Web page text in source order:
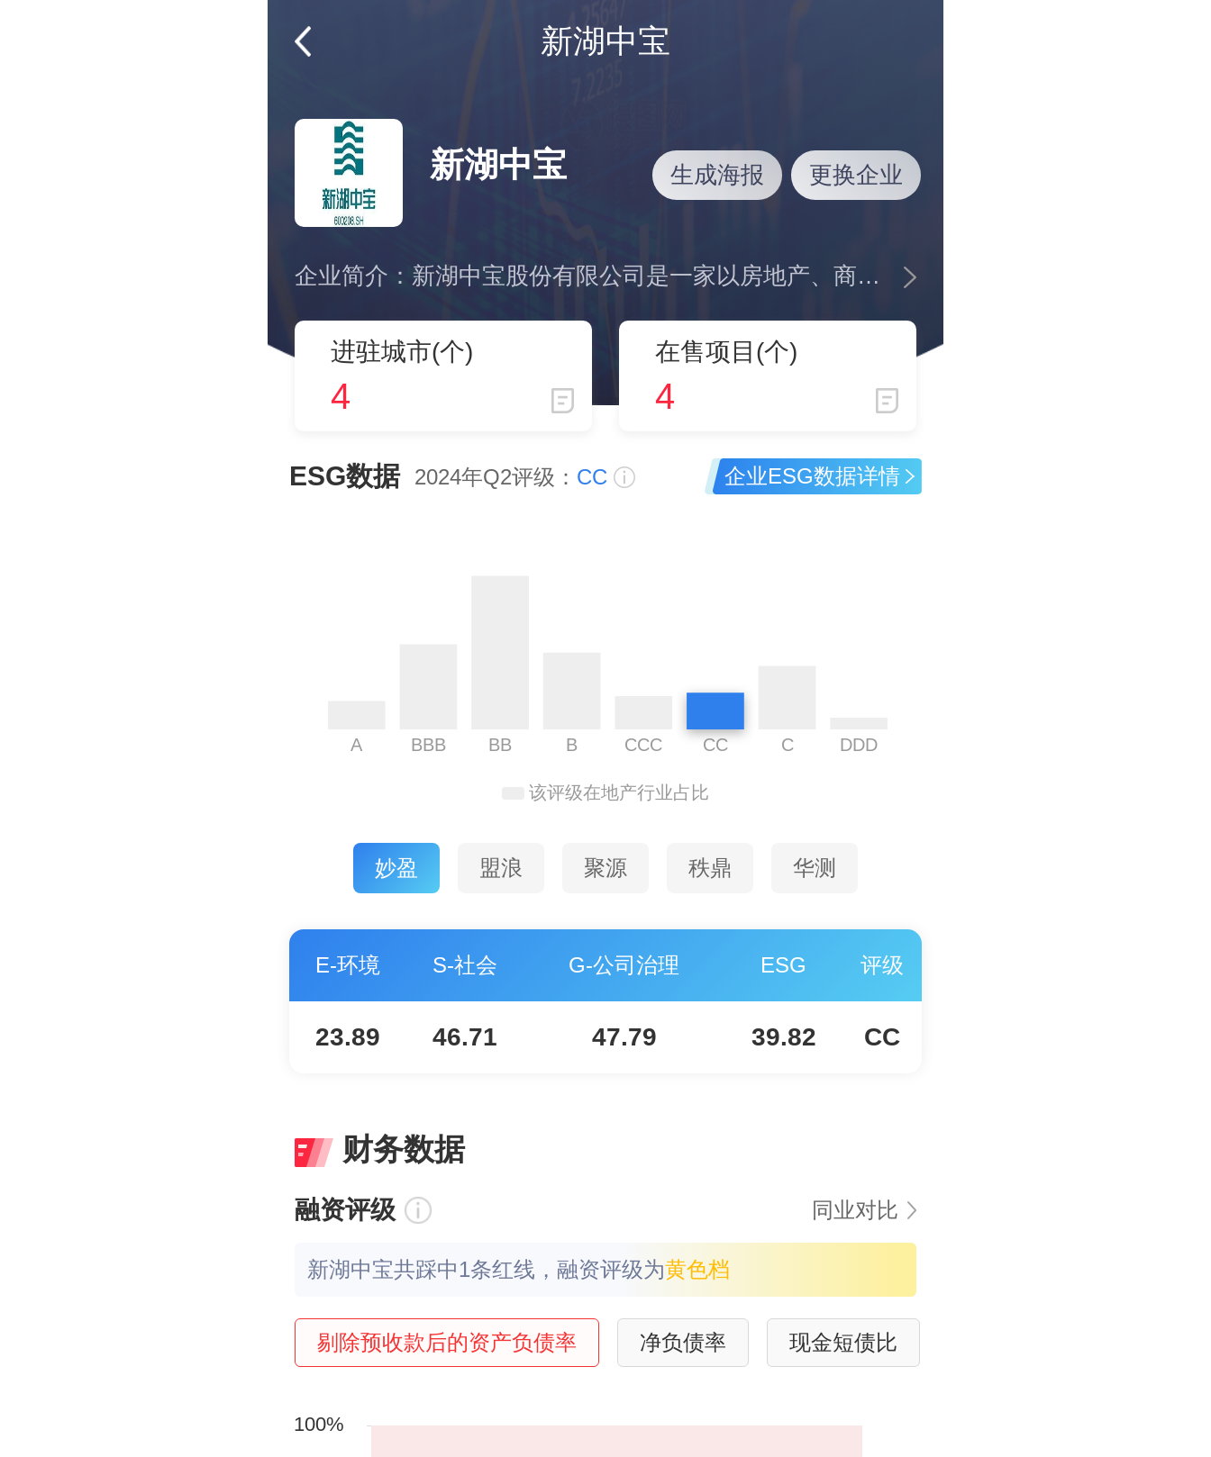
新湖中宝
新湖中宝 生成海报 更换企业
企业简介：新湖中宝股份有限公司是一家以房地产、商业贸易、酒店服务为主要业务的上市公司.07年公司下属20余家房地产公司在全国10个省(市)开发房地产项目近30个,开发总面积约1100多万平米.目前公司吸收合并新湖创业已获批,公司是存续公司.至2010年公司连续四年被评为中证"金牛百强",公司在资本市场的影响力得到了较大提升。
进驻城市(个)
4
在售项目(个)
4
ESG数据 2024年Q2评级： CC 企业ESG数据详情
妙盈 盟浪 聚源 秩鼎 华测
E-环境 S-社会 G-公司治理 ESG 评级
23.89 46.71 47.79 39.82 CC
财务数据
融资评级 同业对比
新湖中宝共踩中1条红线，融资评级为⻩⾊档
剔除预收款后的资产负债率 净负债率 现金短债比